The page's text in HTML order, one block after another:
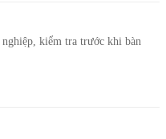
kiểm tra trước khi bàn